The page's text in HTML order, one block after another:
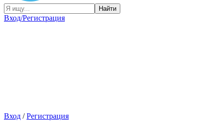
Найти
Вход/Регистрация
Вход /Регистрация